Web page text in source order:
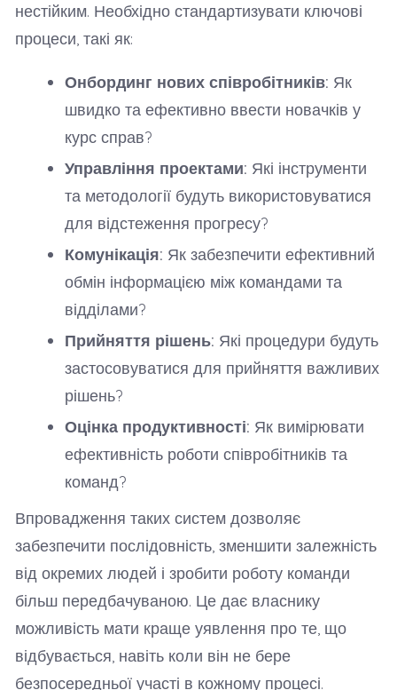
нестійким. Необхідно стандартизувати ключові
процеси, такі як:
Онбординг нових співробітників: Як
швидко та ефективно ввести новачків у
курс справ?
Управління проектами: Які інструменти
та методології будуть використовуватися
для відстеження прогресу?
Комунікація: Як забезпечити ефективний
обмін інформацією між командами та
відділами?
Прийняття рішень: Які процедури будуть
застосовуватися для прийняття важливих
рішень?
Оцінка продуктивності: Як вимірювати
ефективність роботи співробітників та
команд?
Впровадження таких систем дозволяє
забезпечити послідовність, зменшити залежність
від окремих людей і зробити роботу команди
більш передбачуваною. Це дає власнику
можливість мати краще уявлення про те, що
відбувається, навіть коли він не бере
безпосередньої участі в кожному процесі.